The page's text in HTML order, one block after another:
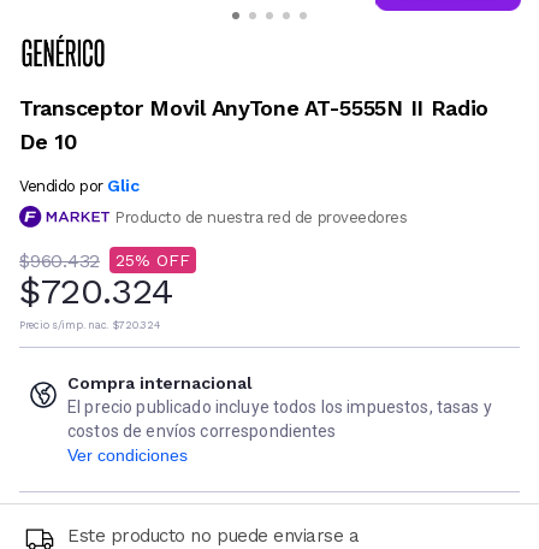
Transceptor Movil AnyTone AT-5555N II Radio
De 10
Vendido por Glic
Producto de nuestra red de proveedores
$960.432 25
$720.324
Precio s/imp. nac. $720.324
Compra internacional
El precio publicado incluye todos los impuestos, tasas y
costos de envíos correspondientes
Ver condiciones
Este producto no puede enviarse a